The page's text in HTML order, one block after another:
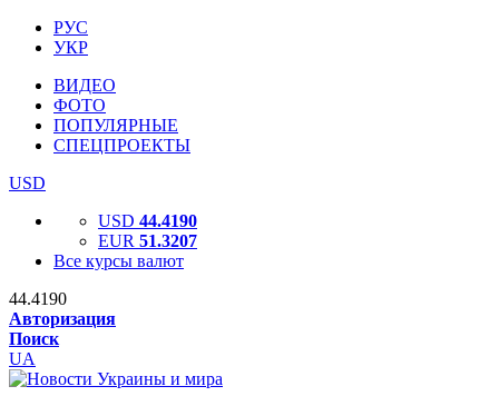
РУС
УКР
ВИДЕО
ФОТО
ПОПУЛЯРНЫЕ
СПЕЦПРОЕКТЫ
USD
USD 44.4190
EUR 51.3207
Все курсы валют
44.4190
Авторизация
Поиск
UA